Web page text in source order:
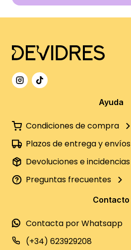
Ayuda
Condiciones de compra
Plazos de entrega y envíos
Devoluciones e incidencias
Preguntas frecuentes
Contacto
Contacta por Whatsapp
(+34) 623929208